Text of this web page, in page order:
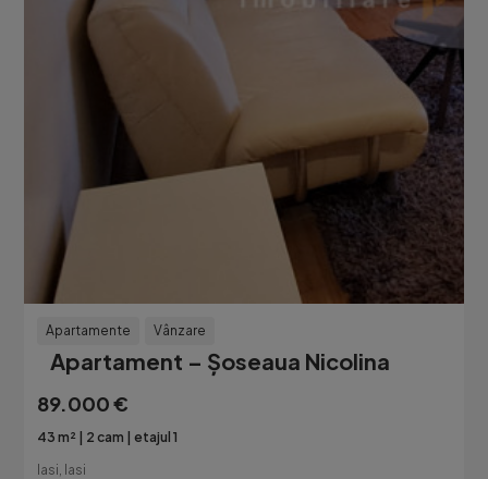
Apartamente Vânzare
Apartament – Șoseaua Nicolina
89.000 €
43 m² 2 cam
etajul 1
Iasi, Iasi